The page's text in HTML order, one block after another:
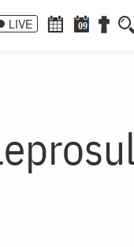
LIVE 09